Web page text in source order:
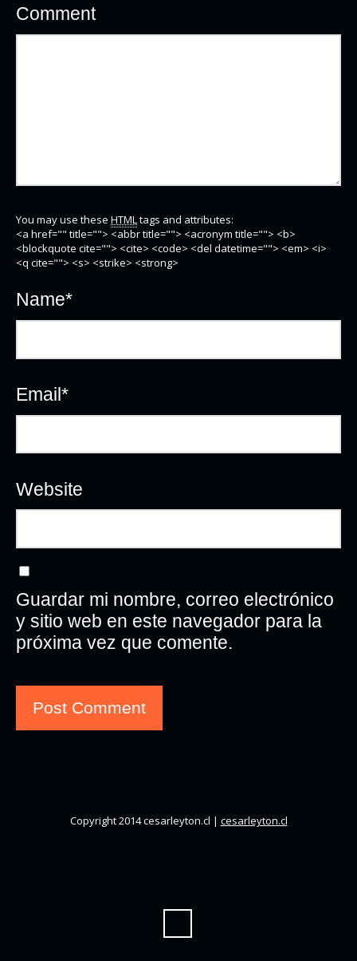
Comment
You may use these HTMLtags and attributes:
<a href="" title=""> <abbr title=""> <acronym title=""> <b>
<blockquote cite=""> <cite> <code> <del datetime=""> <em> <i>
<q cite=""> <s> <strike> <strong>
Name*
Email*
Website
Guardar mi nombre, correo electrónico
y sitio web en este navegador para la
próxima vez que comente.
Copyright 2014 cesarleyton.cl | cesarleyton.cl